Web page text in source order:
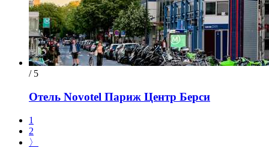
/ 5
Отель Novotel Париж Центр Берси
1
2
〉